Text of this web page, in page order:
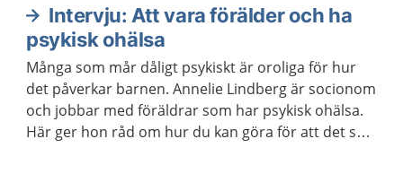
Intervju: Att vara förälder och ha
psykisk ohälsa
Många som mår dåligt psykiskt är oroliga för hur
det påverkar barnen. Annelie Lindberg är socionom
och jobbar med föräldrar som har psykisk ohälsa.
Här ger hon råd om hur du kan göra för att det ska